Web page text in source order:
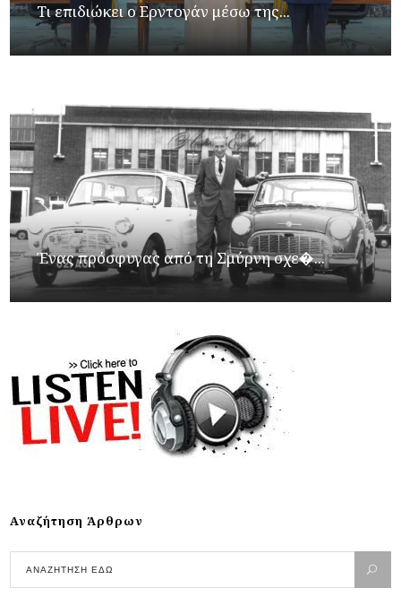
Τι επιδιώκει ο Ερντογάν μέσω της...
Ένας πρόσφυγας από τη Σμύρνη σχε�...
Αναζήτηση Άρθρων